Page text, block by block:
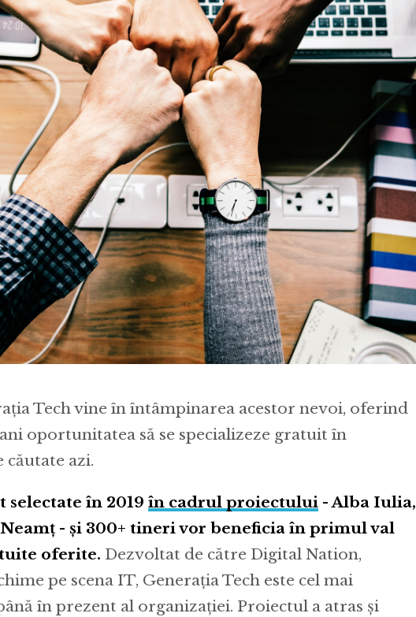
Tech vine în întâmpinarea acestor nevoi, oferind
oportunitatea să se specializeze gratuit în
azi.
selectate în 2019 în cadrul proiectului - Alba Iulia,
- și 300+ tineri vor beneficia în primul val
oferite. Dezvoltat de către Digital Nation,
pe scena IT, Generația Tech este cel mai
în prezent al organizației. Proiectul a atras și